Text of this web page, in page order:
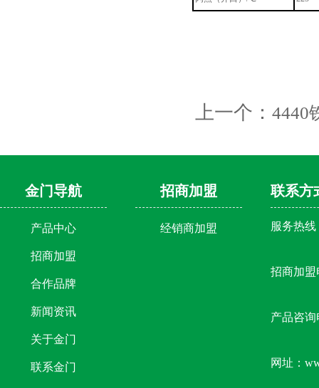
上一个：4440
金门导航
产品中心
招商加盟
合作品牌
新闻资讯
关于金门
联系金门
招商加盟
经销商加盟
联系方
服务热线
招商加盟
产品咨询
网址：